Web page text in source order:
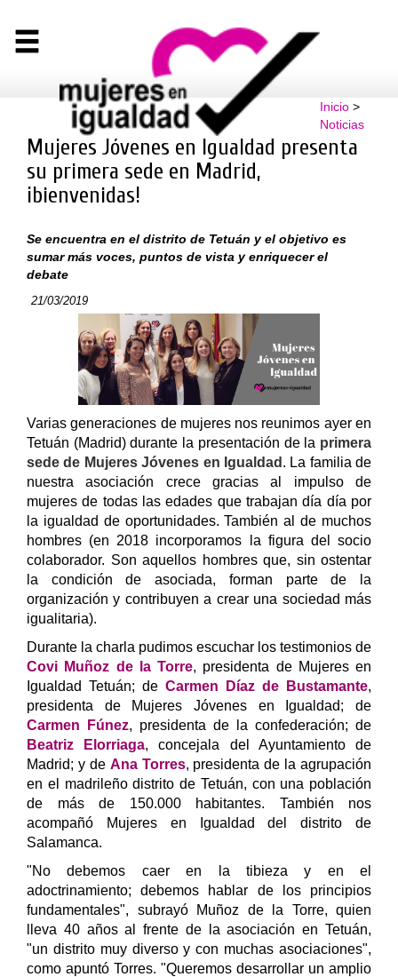
Inicio>
Noticias
Mujeres Jóvenes en Igualdad presenta
su primera sede en Madrid,
¡bienvenidas!
Se encuentra en el distrito de Tetuán y el objetivo es
sumar más voces, puntos de vista y enriquecer el
debate
21/03/2019
Varias generaciones de mujeres nos reunimos ayer en
Tetuán (Madrid) durante la presentación de la primera
sede de Mujeres Jóvenes en Igualdad . La familia de
nuestra asociación crece gracias al impulso de
mujeres de todas las edades que trabajan día día por
la igualdad de oportunidades. También al de muchos
hombres (en 2018 incorporamos la figura del socio
colaborador. Son aquellos hombres que, sin ostentar
la condición de asociada, forman parte de la
organización y contribuyen a crear una sociedad más
igualitaria).
Durante la charla pudimos escuchar los testimonios de
Covi Muñoz de la Torre, presidenta de Mujeres en
Igualdad Tetuán; de Carmen Díaz de Bustamante,
presidenta de Mujeres Jóvenes en Igualdad;de
Carmen Fúnez, presidenta de la confederación; de
Beatriz Elorriaga, concejala del Ayuntamiento de
Madrid; y de Ana Torres, presidenta de la agrupación
en el madrileño distrito de Tetuán, con una población
de más de 150.000 habitantes. También nos
acompañó Mujeres en Igualdad del distrito de
Salamanca.
"No debemos caer en la tibieza y en el
adoctrinamiento; debemos hablar de los principios
fundamentales", subrayó Muñoz de la Torre, quien
lleva 40 años al frente de la asociación en Tetuán,
"un distrito muy diverso y con muchas asociaciones",
como apuntó Torres. "Queremos desarrollar un amplio